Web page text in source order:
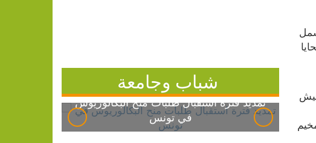
شباب وجامعة
تمديد فترة استقبال طلبات منح البكالوريوس
في تونس